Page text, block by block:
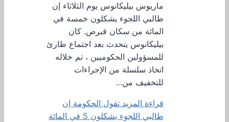
ماريوس بيليكانوس يوم الثلاثاء إن
طالبي اللجوء يشكلون خمسة في
المائة من سكان قبرص. كان
بيليكانوس يتحدث بعد اجتماع طارئ
للمسؤولين الحكوميين ، تم خلاله
اتخاذ سلسلة من الإجراءات
للتخفيف من…
قراءة المزيد تقول الحكومة إن
طالبي اللجوء يشكلون 5 في المائة